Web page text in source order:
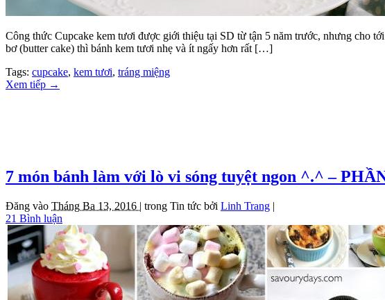
Công thức Cupcake kem tươi được giới thiệu tại SD từ tận 5 năm trước, nhưng cho
bơ (butter cake) thì bánh kem tươi nhẹ và ít ngấy hơn rất […]
Tags: cupcake, kem tươi, tráng miệng
Xem tiếp →
7 món bánh làm với lò vi sóng tuyệt ngon ^.^ –
Đăng vào Tháng Ba 13, 2016 | trong Tin tức bởi Linh Trang |
21 Bình luận